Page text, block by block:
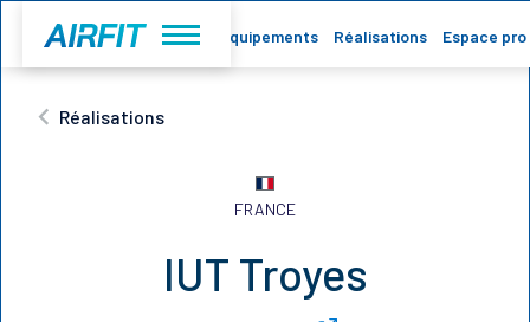
Accueil Equipements Réalisations Espace pro
Réalisations
FRANCE
IUT Troyes